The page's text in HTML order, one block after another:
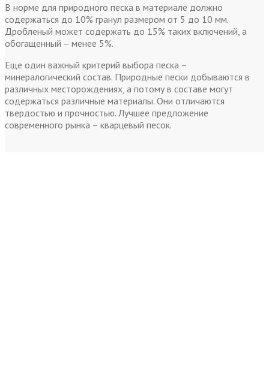
В норме для природного песка в материале должно
содержаться до 10% гранул размером от 5 до 10 мм.
Дробленый может содержать до 15% таких включений, а
обогащенный – менее 5%.
Еще один важный критерий выбора песка –
минералогический состав. Природные пески добываются в
различных месторождениях, а потому в составе могут
содержаться различные материалы. Они отличаются
твердостью и прочностью. Лучшее предложение
современного рынка – кварцевый песок.